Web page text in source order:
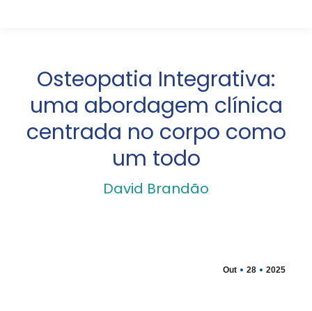
Osteopatia Integrativa:
uma abordagem clínica
centrada no corpo como
um todo
David Brandão
Out 28 2025